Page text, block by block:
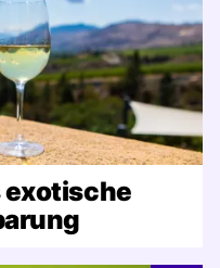
exotische